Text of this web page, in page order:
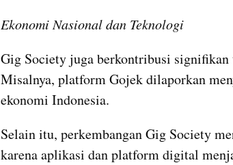
Ekonomi Nasional dan Teknologi
Gig Society juga berkontribusi signifikan
Misalnya, platform Gojek dilaporkan
ekonomi Indonesia.
Selain itu, perkembangan Gig Society
karena aplikasi dan platform digital